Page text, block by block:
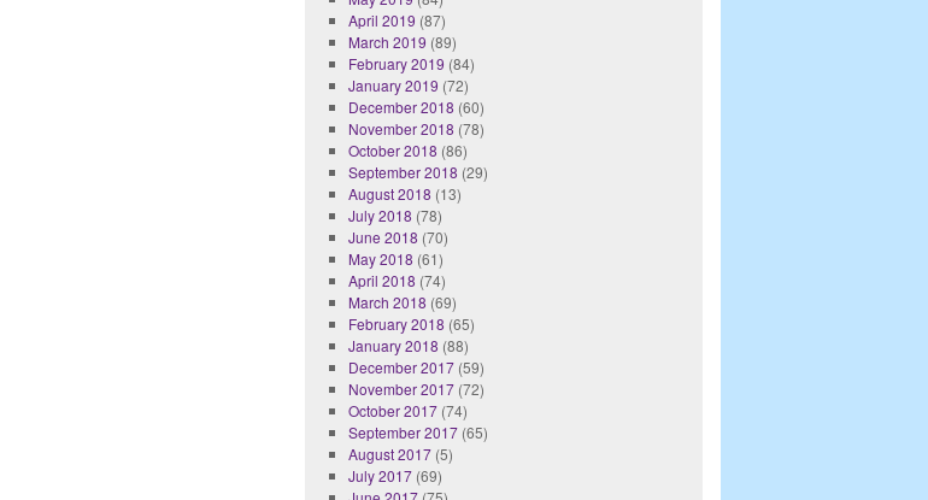
April 2019 (87)
March 2019 (89)
February 2019 (84)
January 2019 (72)
December 2018 (60)
November 2018 (78)
October 2018 (86)
September 2018 (29)
August 2018 (13)
July 2018 (78)
June 2018 (70)
May 2018 (61)
April 2018 (74)
March 2018 (69)
February 2018 (65)
January 2018 (88)
December 2017(59)
November 2017(72)
October 2017(74)
September 2017(65)
August 2017(5)
July 2017(69)